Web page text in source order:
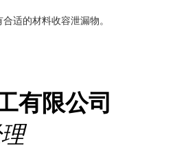
适的材料收容泄漏物。
有限公司